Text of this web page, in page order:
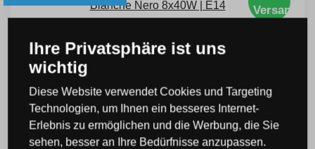
Versand
Ihre Privatsphäre ist uns
wichtig
Diese Website verwendet Cookies und Targeting
Technologien, um Ihnen ein besseres Internet-
Erlebnis zu ermöglichen und die Werbung, die Sie
sehen, besser an Ihre Bedürfnisse anzupassen.